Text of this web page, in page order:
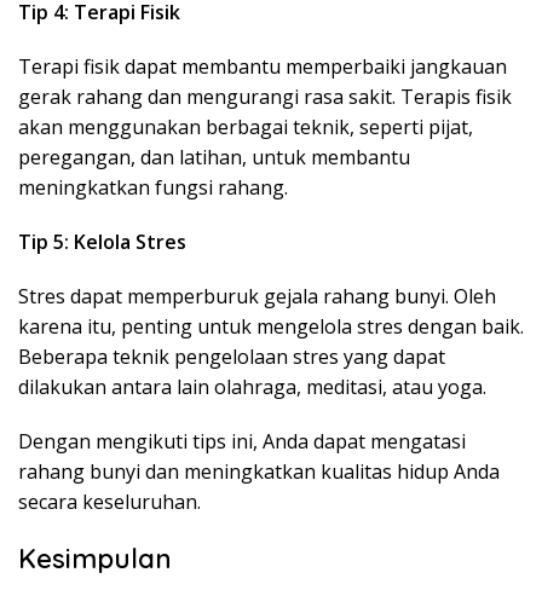
Tip 4: Terapi Fisik
Terapi fisik dapat membantu memperbaiki jangkauan
gerak rahang dan mengurangi rasa sakit. Terapis fisik
akan menggunakan berbagai teknik, seperti pijat,
peregangan, dan latihan, untuk membantu
meningkatkan fungsi rahang.
Tip 5: Kelola Stres
Stres dapat memperburuk gejala rahang bunyi. Oleh
karena itu, penting untuk mengelola stres dengan baik.
Beberapa teknik pengelolaan stres yang dapat
dilakukan antara lain olahraga, meditasi, atau yoga.
Dengan mengikuti tips ini, Anda dapat mengatasi
rahang bunyi dan meningkatkan kualitas hidup Anda
secara keseluruhan.
Kesimpulan